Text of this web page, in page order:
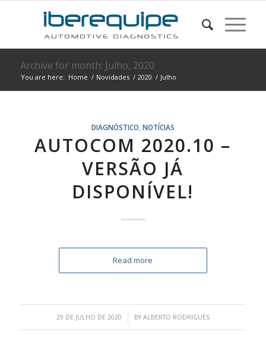
Archive for month: Julho, 2020
You are here: Home / Novidades / 2020 / Julho
DIAGNÓSTICO NOTÍCIAS
AUTOCOM 2020.10 –
VERSÃO JÁ
DISPONÍVEL!
Read more
29 DE JULHO DE 2020
/ BY ALBERTO RODRIGUES